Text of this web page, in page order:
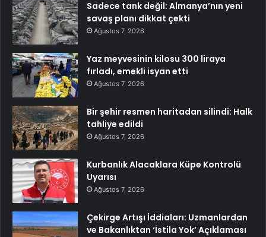
Sadece tank değil: Almanya’nın yeni
savaş planı dikkat çekti
Ağustos 7, 2026
Yaz meyvesinin kilosu 300 liraya
fırladı, emekli isyan etti
Ağustos 7, 2026
Bir şehir resmen haritadan silindi: Halk
tahliye edildi
Ağustos 7, 2026
Kurbanlık Alacaklara Küpe Kontrolü
Uyarısı
Ağustos 7, 2026
Çekirge Artışı İddiaları: Uzmanlardan
ve Bakanlıktan ‘İstila Yok’ Açıklaması